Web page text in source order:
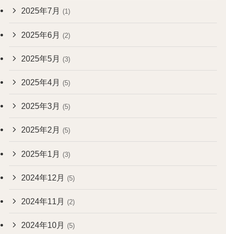
2025年7月 (1)
2025年6月 (2)
2025年5月 (3)
2025年4月 (5)
2025年3月 (5)
2025年2月 (5)
2025年1月 (3)
2024年12月 (5)
2024年11月 (2)
2024年10月 (5)